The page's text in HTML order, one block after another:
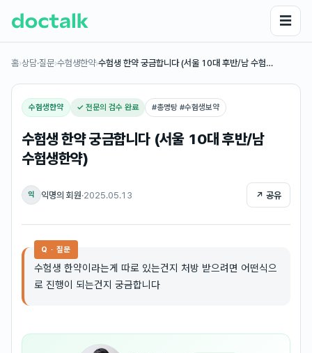
☰
홈›상담·질문›수험생한약›수험생 한약 궁금합니다 (서울 10대 후반/남 수험…
수험생한약 ✓ 전문의 검수 완료 #총명탕 #수험생보약
수험생 한약 궁금합니다 (서울 10대 후반/남
수험생한약)
익 익명의 회원·2025.05.13 ↗ 공유
Q · 질문
수험생 한약이라는게 따로 있는건지 처방 받으려면 어떤식으
로 진행이 되는건지 궁금합니다